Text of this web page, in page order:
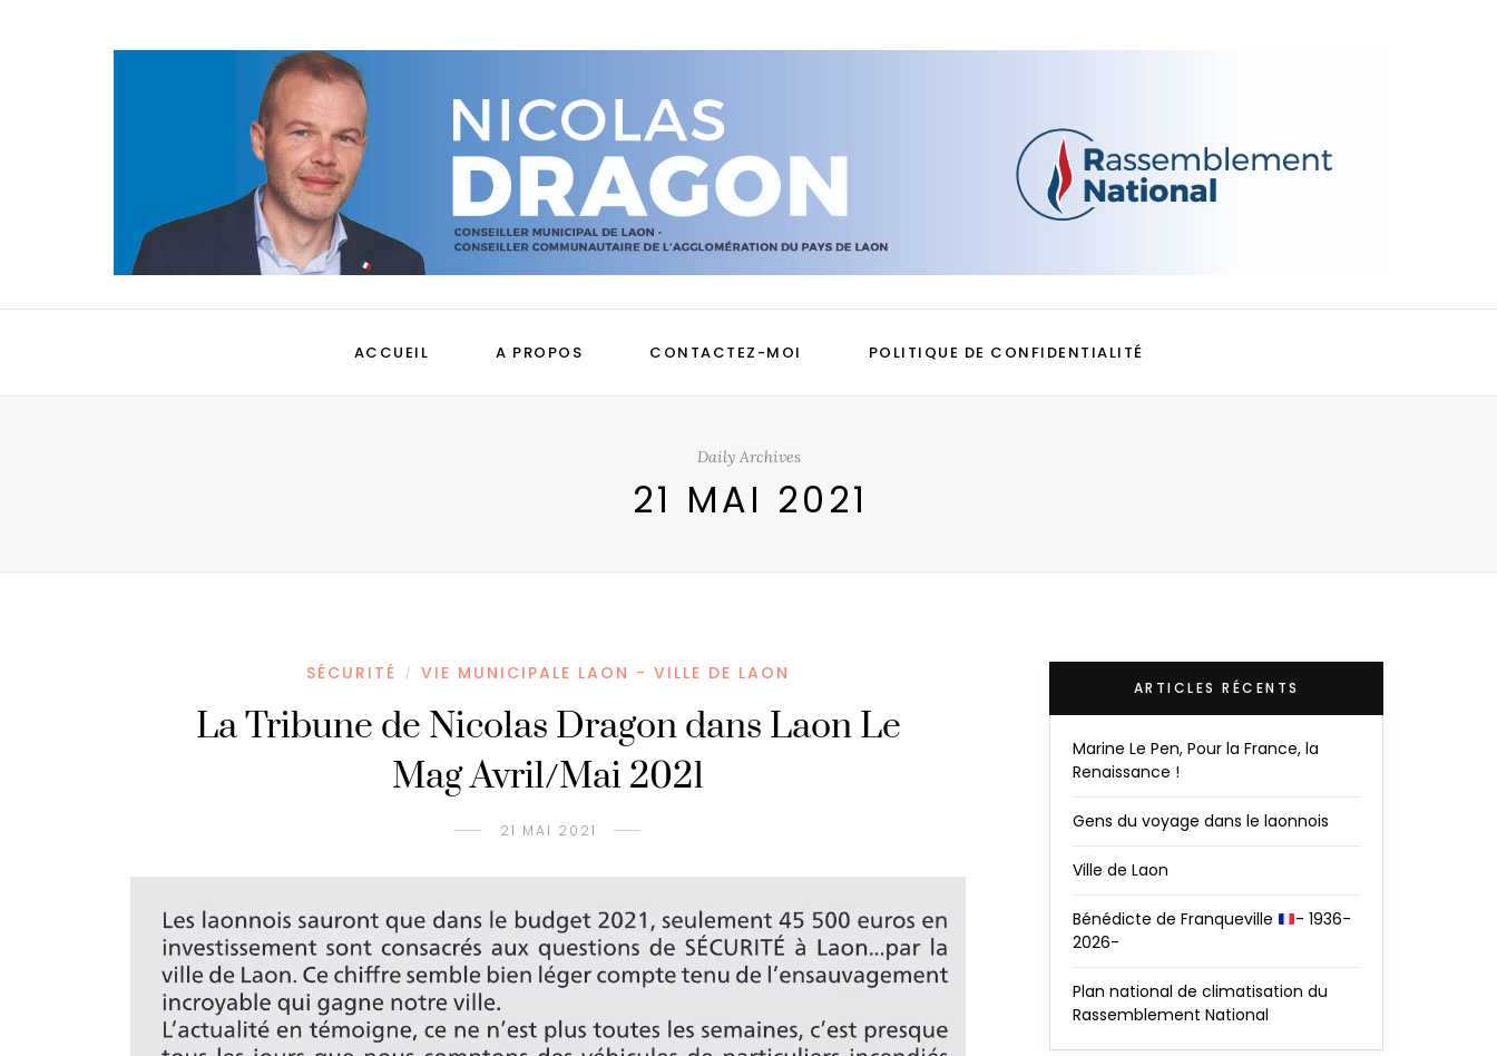
ACCUEIL A PROPOS CONTACTEZ-MOI POLITIQUE DE CONFIDENTIALITÉ
Daily Archives
21 MAI 2021
SÉCURITÉ / VIE MUNICIPALE LAON - VILLE DE LAON
La Tribune de Nicolas Dragon dans Laon Le
Mag Avril/Mai 2021
21 MAI 2021
ARTICLES RÉCENTS
Marine Le Pen, Pour la France, la
Renaissance !
Gens du voyage dans le laonnois
Ville de Laon
Bénédicte de Franqueville
- 1936-
2026-
Plan national de climatisation du
Rassemblement National